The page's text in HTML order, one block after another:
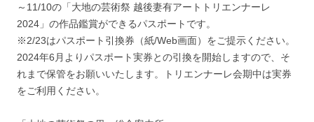
～11/10の「大地の芸術祭 越後妻有アートトリエンナーレ
2024」の作品鑑賞ができるパスポートです。
※2/23はパスポート引換券（紙/Web画面）をご提示ください。
2024年6月よりパスポート実券との引換を開始しますので、そ
れまで保管をお願いいたします。トリエンナーレ会期中は実券
をご利用ください。